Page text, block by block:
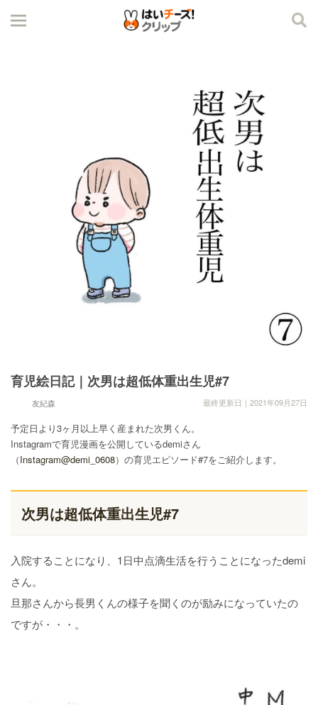
育児絵日記｜次男は超低体重出生児#7
友紀森 最終更新日｜2021年09月27日
予定日より3ヶ月以上早く産まれた次男くん。
Instagramで育児漫画を公開しているdemiさん
（Instagram@demi_0608）の育児エピソード#7をご紹介します。
次男は超低体重出生児#7
入院することになり、1日中点滴生活を行うことになったdemi
さん。
旦那さんから長男くんの様子を聞くのが励みになっていたの
ですが・・・。